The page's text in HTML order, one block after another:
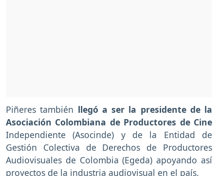
Piñeres también llegó a ser la presidente de la
Asociación Colombiana de Productores de Cine
Independiente (Asocinde) y de la Entidad de
Gestión Colectiva de Derechos de Productores
Audiovisuales de Colombia (Egeda) apoyando así
proyectos de la industria audiovisual en el país.